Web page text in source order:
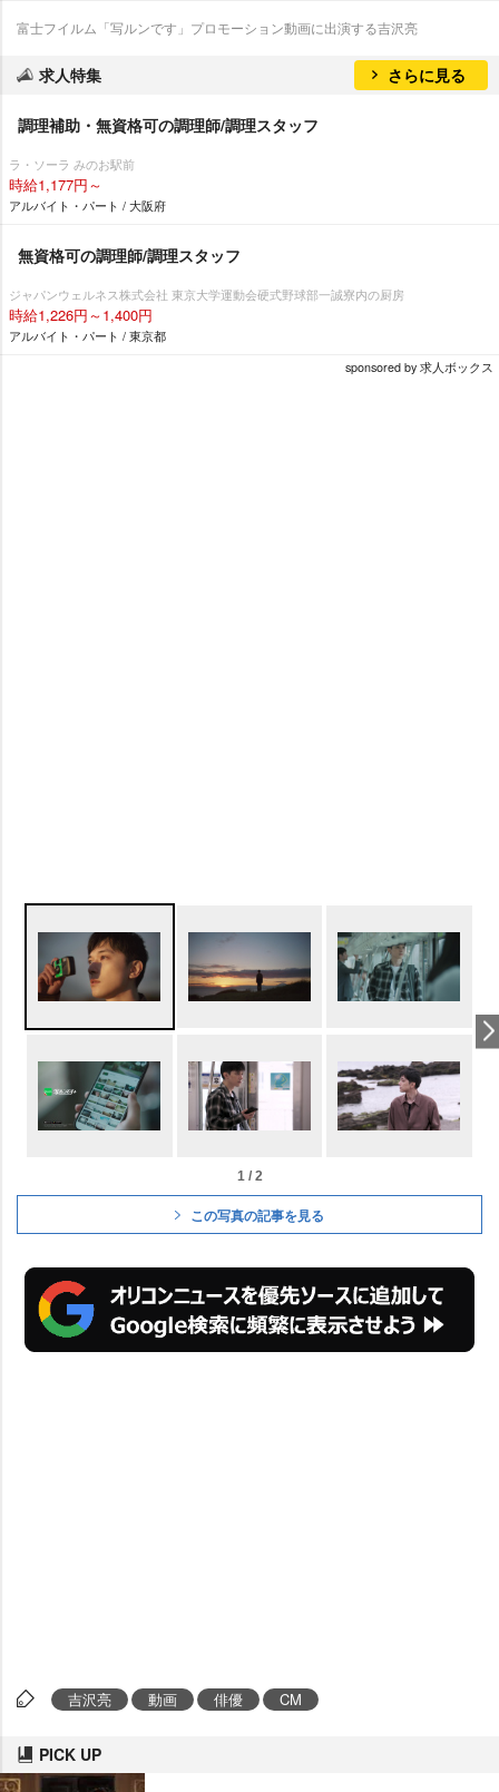
富士フイルム「写ルンです」プロモーション動画に出演する吉沢亮
求人特集 さらに見る
調理補助・無資格可の調理師/調理スタッフ
ラ・ソーラ みのお駅前
時給1,177円～
アルバイト・パート / 大阪府
無資格可の調理師/調理スタッフ
ジャパンウェルネス株式会社 東京大学運動会硬式野球部一誠寮内の厨房
時給1,226円～1,400円
アルバイト・パート / 東京都
sponsored by 求人ボックス
1 / 2
この写真の記事を見る
吉沢亮 動画 俳優 CM
PICK UP